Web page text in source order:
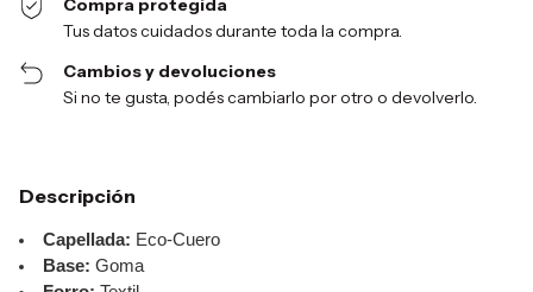
Compra protegida
Tus datos cuidados durante toda la compra.
Cambios y devoluciones
Si no te gusta, podés cambiarlo por otro o devolverlo.
Descripción
Capellada: Eco-Cuero
Base: Goma